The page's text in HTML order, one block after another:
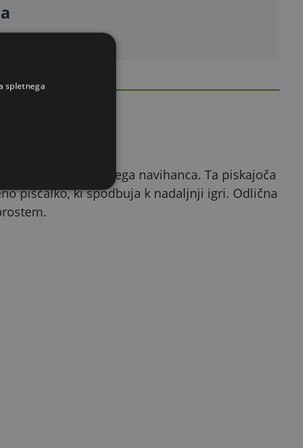
vsakega štirinožnega navihanca. Ta piskajoča
piščalko, ki spodbuja k nadaljnji igri. Odlična
spletnega